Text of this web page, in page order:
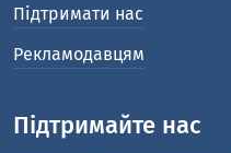
Підтримати нас
Рекламодавцям
Підтримайте нас